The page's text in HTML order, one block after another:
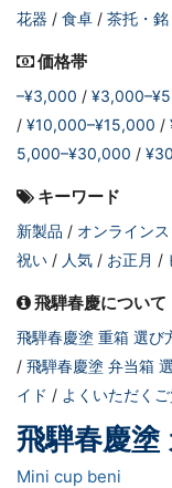
花器
食卓 茶托・銘
価格帯
–¥3,000
¥10,000–¥15,000
5,000–¥30,000
キーワード
新製品 オンライン
祝い
人気 お正月
飛騨春慶について
飛騨春慶塗 重箱 選び
飛騨春慶塗 弁当箱
イド
よくいただく
飛騨春慶塗
Mini cup beni